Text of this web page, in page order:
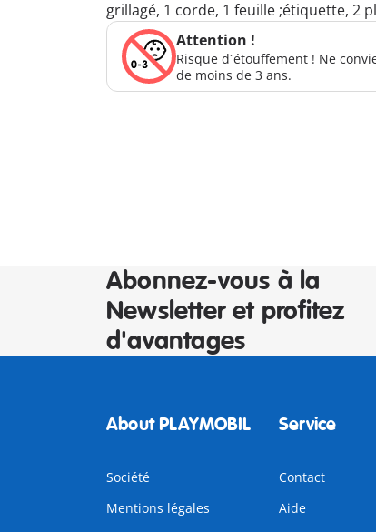
grillagé, 1 corde, 1 feuille ;étiquette, 2
Attention !
Risque d´étouffement ! Ne
de moins de 3 ans.
Abonnez-vous à la
Newsletter et profitez
d'avantages
About PLAYMOBIL
Société
Mentions légales
Service
Contact
Aide